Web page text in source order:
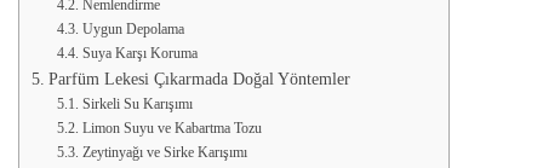
Nemlendirme
Uygun Depolama
Suya Karşı Koruma
Parfüm Lekesi Çıkarmada Doğal Yöntemler
Sirkeli Su Karışımı
Limon Suyu ve Kabartma Tozu
Zeytinyağı ve Sirke Karışımı